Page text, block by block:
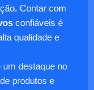
Contar com
confiáveis é
qualidade e
um destaque no
produtos e